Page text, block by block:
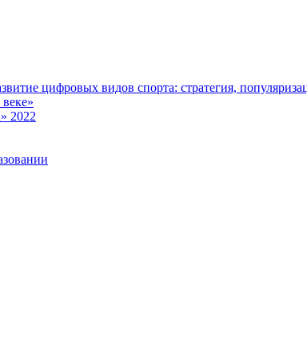
цифровых видов спорта: стратегия,
2022